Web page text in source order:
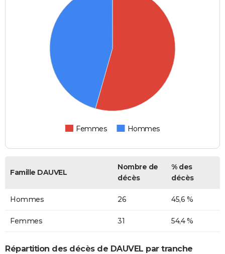
Femmes Hommes
Famille DAUVEL
Nombre de
décès
% des
décès
Hommes 26 45,6 %
Femmes 31 54,4 %
Répartition des décès de DAUVEL par tranche